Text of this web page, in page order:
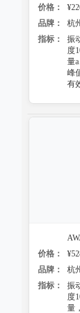
价格：
品牌：
杭
指标：
振
度
量
峰
有
价格：
品牌：
杭
指标：
振
度
量